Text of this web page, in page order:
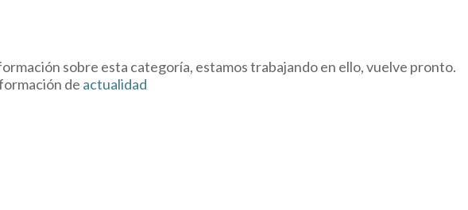
sobre esta categoría, estamos trabajando en ello, vuelve pronto.
de actualidad